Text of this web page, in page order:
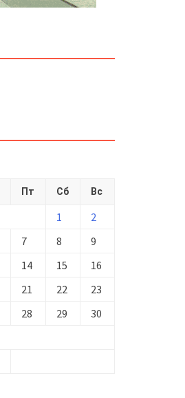
Пт Сб Вс
1
2
7 8
9
14 15
16
21 22
23
28 29
30